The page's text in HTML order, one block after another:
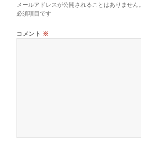
メールアドレスが公開されることはありません。
必須項目です
コメント ※